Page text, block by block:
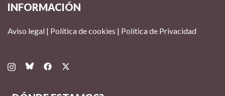
INFORMACIÓN
Aviso legal | Política de cookies | Política de Privacidad